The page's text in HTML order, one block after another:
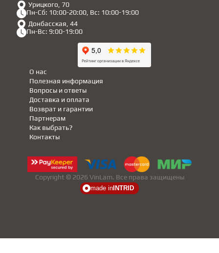
Урицкого, 70
Пн-Сб: 10:00-20:00, Вс: 10:00-19:00
Донбасская, 44
Пн-Вс: 9:00-19:00
Полезная информация
Партнерам
Вопросы и ответы
Доставка и оплата
Возврат и гарантии
Как выбрать?
О нас
Контакты
Copyright © 2026 VinLam. Все права защищены
made in INTRID